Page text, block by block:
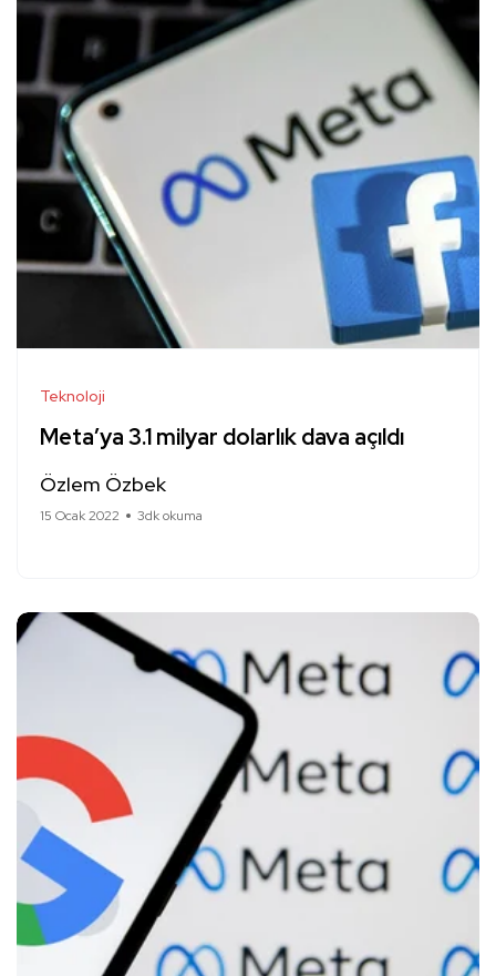
Teknoloji
Meta’ya 3.1 milyar dolarlık dava açıldı
Özlem Özbek
15 Ocak 2022 3dk okuma